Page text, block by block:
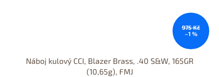
975 Kč
–1 %
Náboj kulový CCI, Blazer Brass, .40 S&W, 165GR
(10,65g), FMJ